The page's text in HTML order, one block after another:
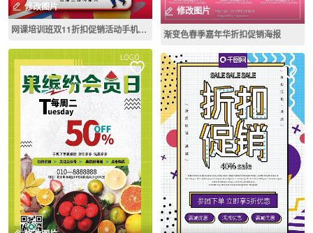
修改图片
网课培训班双11折扣促销活动手机海报
修改图片
渐变色春季嘉年华折扣促销海报